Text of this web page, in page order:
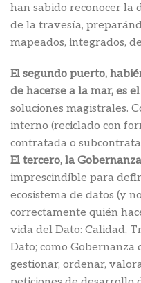
han sabido reconocer
de la travesía,
mapeados, integrados,
El segundo puerto,
de hacerse a la mar, es
soluciones magistrales.
interno (reciclado con
contratada o
El tercero, la
imprescindible para
ecosistema de datos (y
correctamente quién
vida del Dato: Calidad,
Dato; como Gobernanza
gestionar, ordenar,